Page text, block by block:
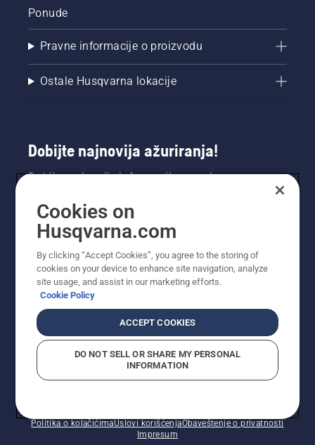
Ponude
Pravne informacije o proizvodu
Ostale Husqvarna lokacije
Dobijte najnovija ažuriranja!
Dobijte najnovije informacije o novim
proizvodima, specijalnim ponudama i još mnogo
toga. Prijavite se na naš bilten ovdje.
Politika o kolačićimaUslovi korišćenjaObaveštenje o privatnosti
Impresum
Cookies on
Husqvarna.com
By clicking “Accept Cookies”, you agree to the storing of
cookies on your device to enhance site navigation, analyze
site usage, and assist in our marketing efforts.
Cookie Policy
ACCEPT COOKIES
DO NOT SELL OR SHARE MY PERSONAL
INFORMATION